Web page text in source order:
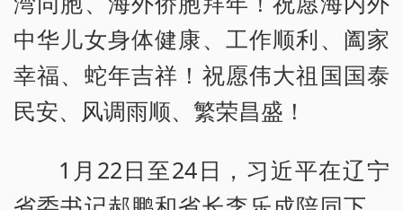
中华儿女身体健康、工作顺利、阖家
幸福、蛇年吉祥！祝愿伟大祖国国泰
民安、风调雨顺、繁荣昌盛！
1月22日至24日，习近平在辽宁